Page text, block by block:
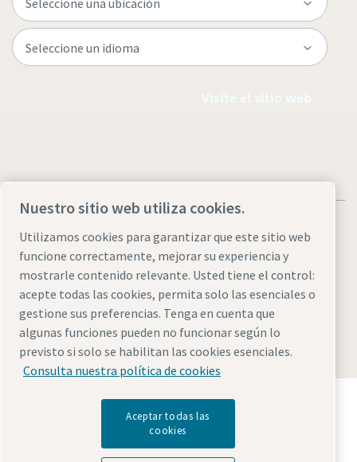
Aviso legal y aviso de privacidadAdministrar cookies
Accesibilidad
Mapa del sitio web
© 2026 Atlas Copco AB
Descubre cómo Atlas Copco Group impulsa la
tecnología que transforma el futuro.
Visita la web de Atlas Copco Group
Nuestro sitio web utiliza cookies.
Utilizamos cookies para garantizar que este sitio web
funcione correctamente, mejorar su experiencia y
mostrarle contenido relevante. Usted tiene el control:
acepte todas las cookies, permita solo las esenciales o
gestione sus preferencias. Tenga en cuenta que
algunas funciones pueden no funcionar según lo
previsto si solo se habilitan las cookies esenciales.
Consulta nuestra política de cookies
Aceptar todas las
cookies